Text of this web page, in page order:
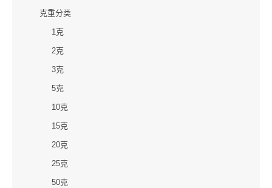
克重分类
1克
2克
3克
5克
10克
15克
20克
25克
50克